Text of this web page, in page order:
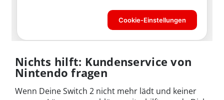
Nichts hilft: Kundenservice von
Nintendo fragen
Wenn Deine Switch 2 nicht mehr lädt und keiner